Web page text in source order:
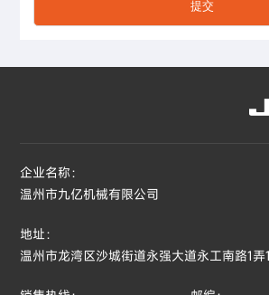
企业名称：
温州市九亿机械有限公司
地址：
温州市龙湾区沙城街道永强大道永工南路1弄